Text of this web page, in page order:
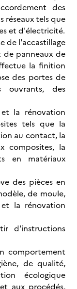
des
réseaux tels que
et d'électricité.
de l'accastillage
panneaux de
la finition
des portes de
ouvrants, des
la rénovation
tels que la
au contact, la
composites, la
en matériaux
des pièces en
de moule,
la rénovation
d'instructions
comportement
de qualité,
écologique
aux procédés,